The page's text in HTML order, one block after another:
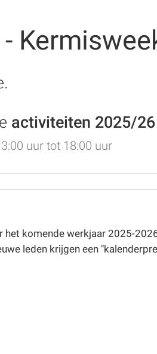
-
activiteiten 2025/26
uur tot 18:00 uur
komende werkjaar 2025-
leden krijgen een